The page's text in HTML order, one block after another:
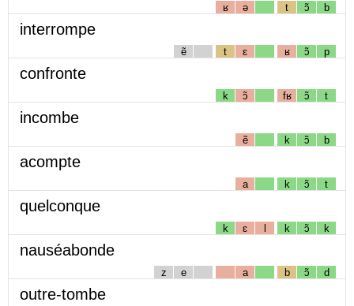
ʁ ə t ɔ̃ b
interrompe
ẽ t ɛ ʁ ɔ̃ p
confronte
k ɔ̃ fʁ ɔ̃ t
incombe
ẽ k ɔ̃ b
acompte
a k ɔ̃ t
quelconque
k ɛ l k ɔ̃ k
nauséabonde
z e a b ɔ̃ d
outre-tombe